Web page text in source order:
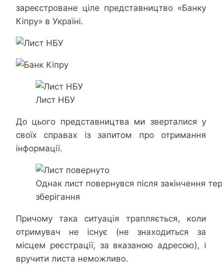
зареєстроване ціле представництво «Банку
Кіпру» в Україні.
Лист НБУ
До цього представництва ми зверталися у
своїх справах із запитом про отримання
інформації.
Однак лист повернувся після закінчення
зберігання
Причому така ситуація трапляється, коли
отримувач не існує (не знаходиться за
місцем реєстрації, за вказаною адресою), і
вручити листа неможливо.